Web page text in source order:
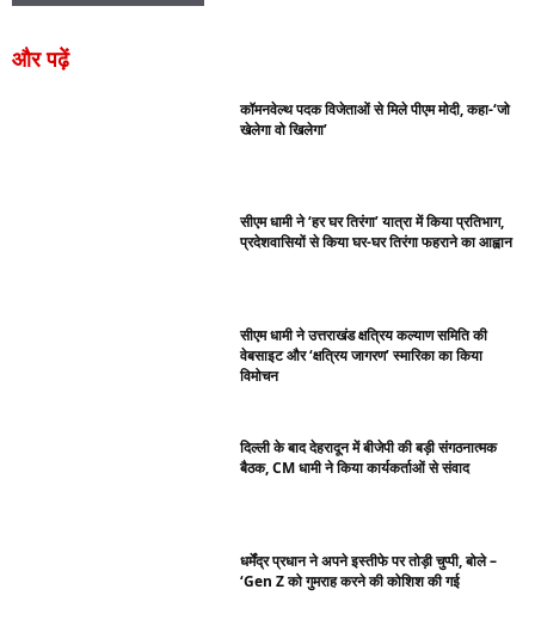
और पढ़ें
कॉमनवेल्थ पदक विजेताओं से मिले पीएम मोदी, कहा-‘जो
खेलेगा वो खिलेगा’
सीएम धामी ने ‘हर घर तिरंगा’ यात्रा में किया प्रतिभाग,
प्रदेशवासियों से किया घर-घर तिरंगा फहराने का आह्वान
सीएम धामी ने उत्तराखंड क्षत्रिय कल्याण समिति की
वेबसाइट और ‘क्षत्रिय जागरण’ स्मारिका का किया
विमोचन
दिल्ली के बाद देहरादून में बीजेपी की बड़ी संगठनात्मक
बैठक, CM धामी ने किया कार्यकर्ताओं से संवाद
धर्मेंद्र प्रधान ने अपने इस्तीफे पर तोड़ी चुप्पी, बोले –
‘Gen Z को गुमराह करने की कोशिश की गई